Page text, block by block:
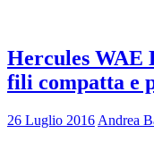
Hercules WAE
fili compatta e
26 Luglio 2016 Andrea